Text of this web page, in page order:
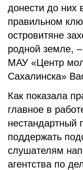
донести до них
правильном
островитяне
родной земле,
МАУ «Центр
Сахалинска»
Как показала
главное в
нестандартный
поддержать
слушателям
агентства по